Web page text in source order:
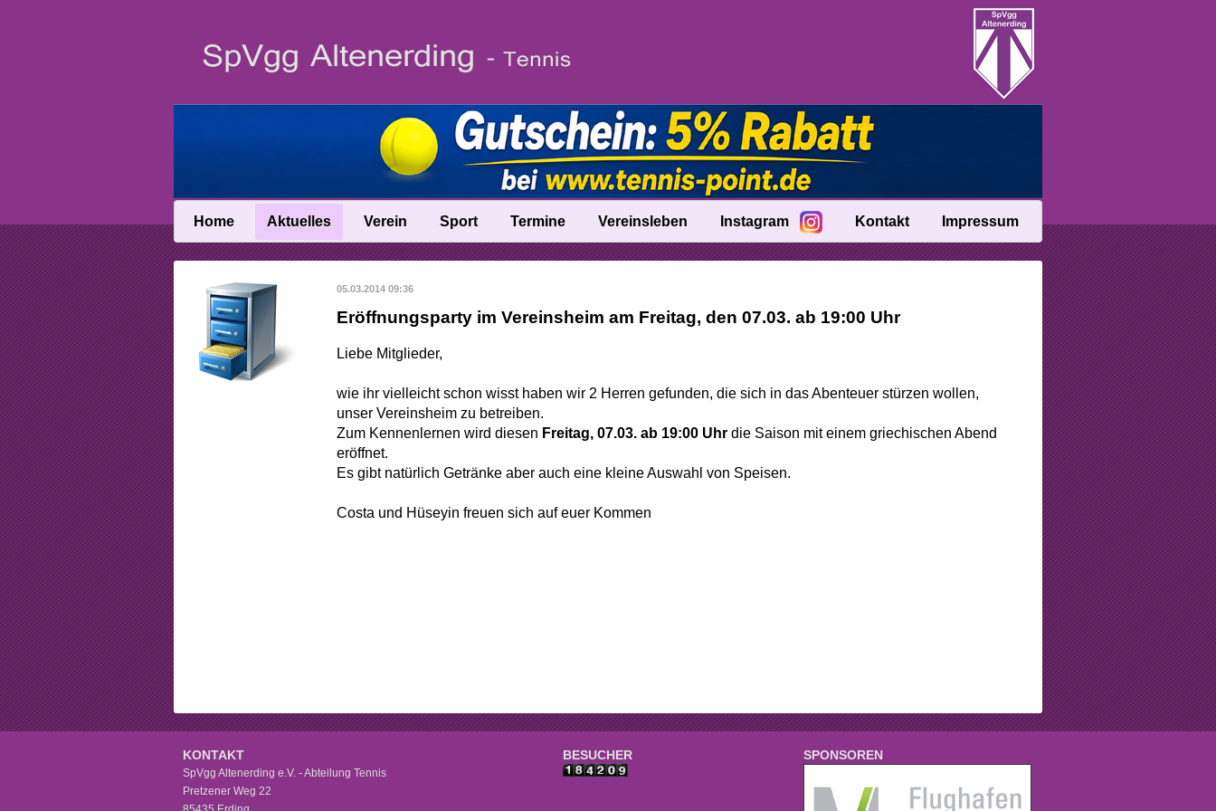
Home Aktuelles
News
News-Archiv
Verein
Vereinsinfo
Vereinschronik
Beschlüsse
Mitgliedschaft
Arbeitsstunden
Formulare
Sport
Trainer
Mannschaften
Spielerbörse
Turniere
Termine Vereinsleben Instagram Kontakt Impressum
05.03.2014 09:36
Eröffnungsparty im Vereinsheim am Freitag, den 07.03. ab 19:00 Uhr
Liebe Mitglieder,
wie ihr vielleicht schon wisst haben wir 2 Herren gefunden, die sich in das Abenteuer stürzen wollen,
unser Vereinsheim zu betreiben.
Zum Kennenlernen wird diesen Freitag, 07.03. ab 19:00 Uhr die Saison mit einem griechischen Abend
eröffnet.
Es gibt natürlich Getränke aber auch eine kleine Auswahl von Speisen.
Costa und Hüseyin freuen sich auf euer Kommen
KONTAKT
SpVgg Altenerding e.V. - Abteilung Tennis
Pretzener Weg 22
BESUCHER SPONSOREN